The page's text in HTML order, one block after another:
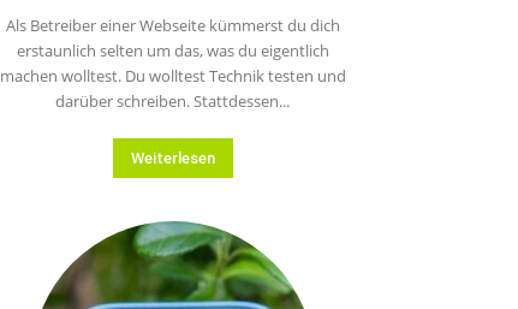
Als Betreiber einer Webseite kümmerst du dich
erstaunlich selten um das, was du eigentlich
machen wolltest. Du wolltest Technik testen und
darüber schreiben. Stattdessen...
Weiterlesen